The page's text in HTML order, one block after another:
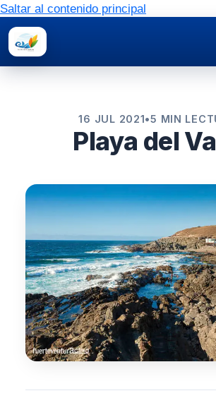
Saltar al contenido principal
16 JUL 2021•5 MIN
Playa del